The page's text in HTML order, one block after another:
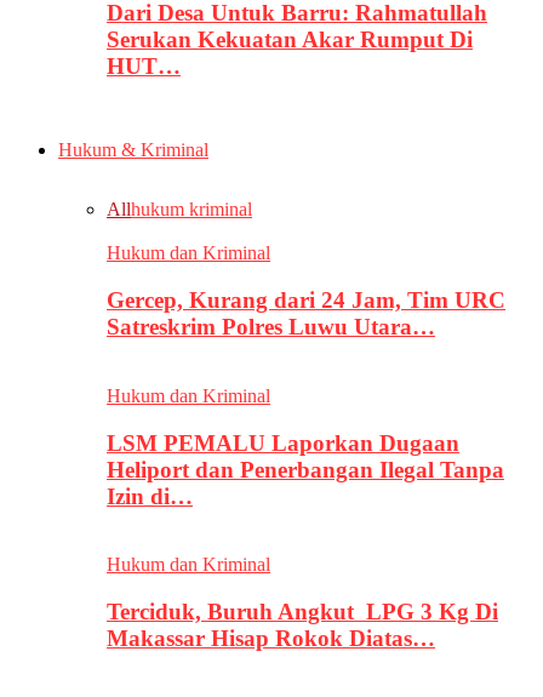
Dari Desa Untuk Barru: Rahmatullah
Serukan Kekuatan Akar Rumput Di
HUT…
Hukum & Kriminal
Allhukum kriminal
Hukum dan Kriminal
Gercep, Kurang dari 24 Jam, Tim URC
Satreskrim Polres Luwu Utara…
Hukum dan Kriminal
LSM PEMALU Laporkan Dugaan
Heliport dan Penerbangan Ilegal Tanpa
Izin di…
Hukum dan Kriminal
Terciduk, Buruh Angkut LPG 3 Kg Di
Makassar Hisap Rokok Diatas…